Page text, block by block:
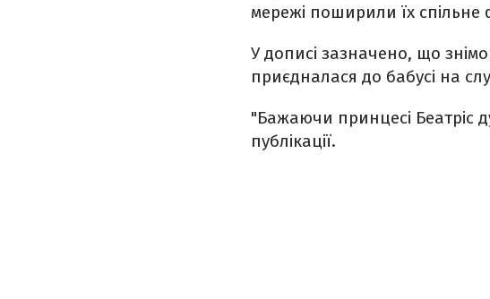
мережі поширили їх
У дописі зазначено, що
приєдналася до бабусі на
"Бажаючи принцесі Беатріс
публікації.